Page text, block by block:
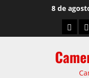
8 de